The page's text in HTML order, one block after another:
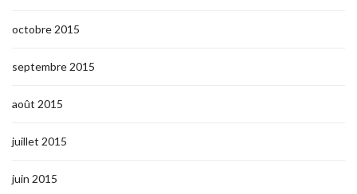
octobre 2015
septembre 2015
août 2015
juillet 2015
juin 2015